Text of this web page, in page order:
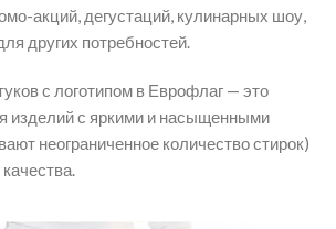
акций, дегустаций, кулинарных шоу,
других потребностей.
с логотипом в Еврофлаг — это
изделий с яркими и насыщенными
неограниченное количество стирок)